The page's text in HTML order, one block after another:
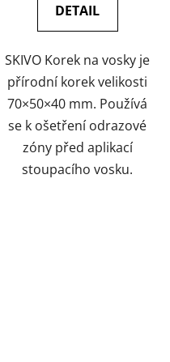
DETAIL
SKIVO Korek na vosky je
přírodní korek velikosti
70×50×40 mm. Používá
se k ošetření odrazové
zóny před aplikací
stoupacího vosku.